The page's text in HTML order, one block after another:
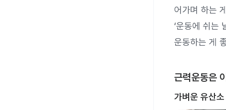
어가며 하는
‘운동에 쉬는
운동하는 게
근력운동은
가벼운 유산